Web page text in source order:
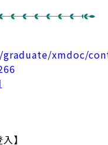
xmdoc/
】